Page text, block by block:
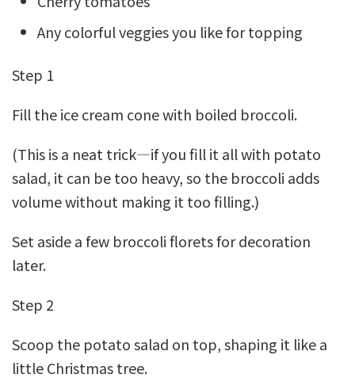
Any colorful veggies you like for topping
Step 1
Fill the ice cream cone with boiled broccoli.
(This is a neat trick—if you fill it all with potato
salad, it can be too heavy, so the broccoli adds
volume without making it too filling.)
Set aside a few broccoli florets for decoration
later.
Step 2
Scoop the potato salad on top, shaping it like a
little Christmas tree.